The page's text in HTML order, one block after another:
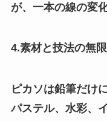
が、一本の線の変
4.素材と技法の無
ピカソは鉛筆だけ
パステル、水彩、